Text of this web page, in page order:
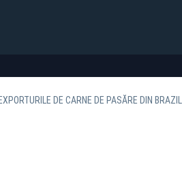
DE CARNE DE PASĂRE DIN